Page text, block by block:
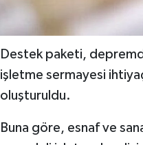
Destek paketi,
işletme sermayesi
oluşturuldu.
Buna göre, esnaf ve